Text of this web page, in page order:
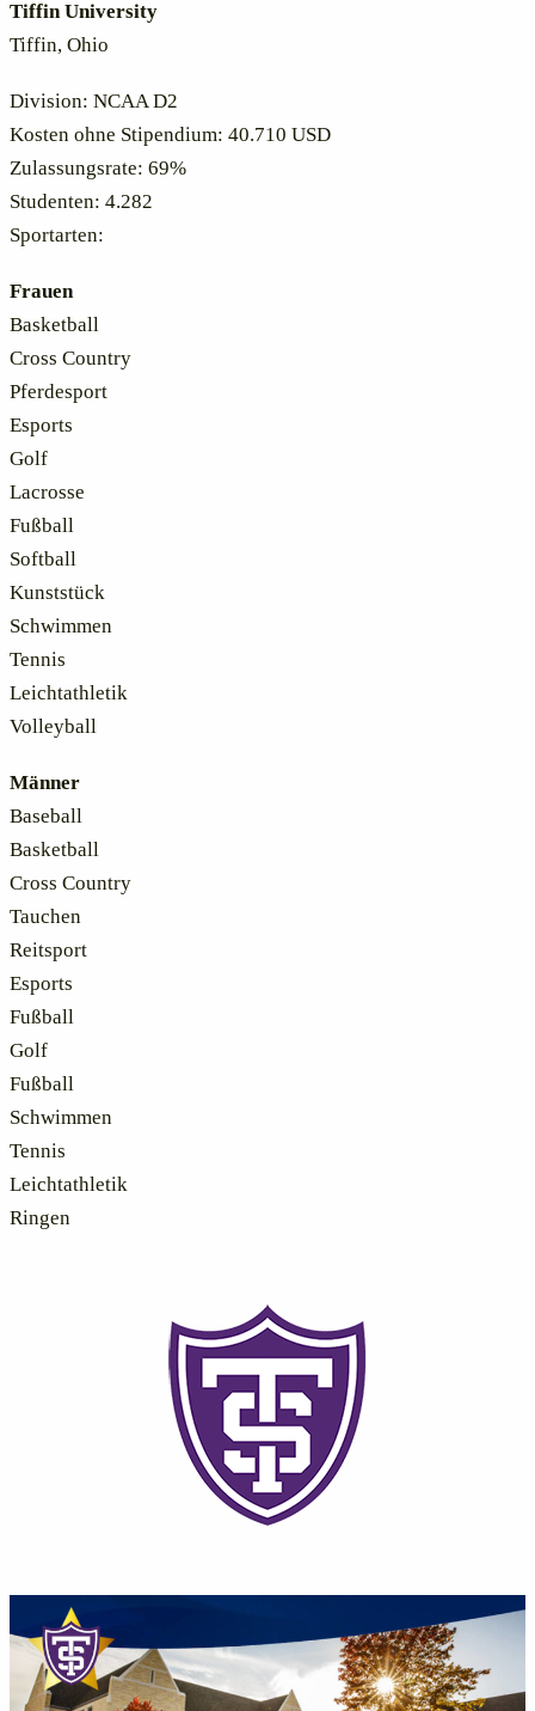
Tiffin University
Tiffin, Ohio
Division: NCAA D2
Kosten ohne Stipendium: 40.710 USD
Zulassungsrate: 69%
Studenten: 4.282
Sportarten:
Frauen
Basketball
Cross Country
Pferdesport
Esports
Golf
Lacrosse
Fußball
Softball
Kunststück
Schwimmen
Tennis
Leichtathletik
Volleyball
Männer
Baseball
Basketball
Cross Country
Tauchen
Reitsport
Esports
Fußball
Golf
Fußball
Schwimmen
Tennis
Leichtathletik
Ringen